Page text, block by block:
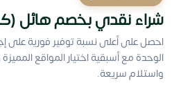
شراء نقدي بخصم هائل
احصل على أعلى نسبة توفير فورية على
الوحدة مع أسبقية اختيار المواقع
واستلام سريعة.